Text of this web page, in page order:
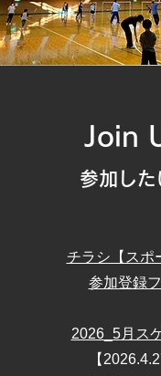
Join
参加した
チラシ【スポ
参加登録
2026_5月ス
【